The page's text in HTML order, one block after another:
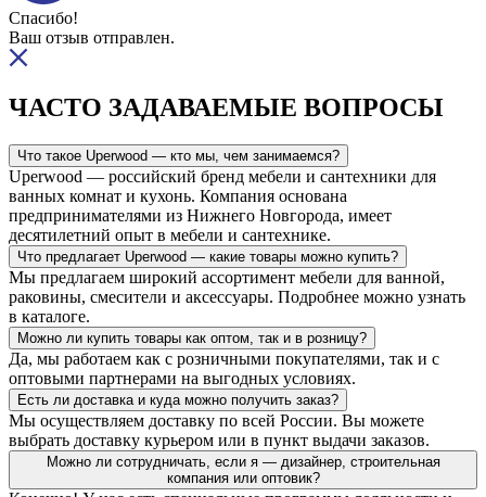
Спасибо!
Ваш отзыв отправлен.
ЧАСТО ЗАДАВАЕМЫЕ ВОПРОСЫ
Что такое Uperwood — кто мы, чем занимаемся?
Uperwood — российский бренд мебели и сантехники для
ванных комнат и кухонь. Компания основана
предпринимателями из Нижнего Новгорода, имеет
десятилетний опыт в мебели и сантехнике.
Что предлагает Uperwood — какие товары можно купить?
Мы предлагаем широкий ассортимент мебели для ванной,
раковины, смесители и аксессуары. Подробнее можно узнать
в каталоге.
Можно ли купить товары как оптом, так и в розницу?
Да, мы работаем как с розничными покупателями, так и с
оптовыми партнерами на выгодных условиях.
Есть ли доставка и куда можно получить заказ?
Мы осуществляем доставку по всей России. Вы можете
выбрать доставку курьером или в пункт выдачи заказов.
Можно ли сотрудничать, если я — дизайнер, строительная
компания или оптовик?